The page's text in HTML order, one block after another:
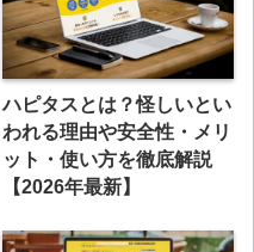
ハピタスとは？怪しいとい
われる理由や安全性・メリ
ット・使い方を徹底解説
【2026年最新】